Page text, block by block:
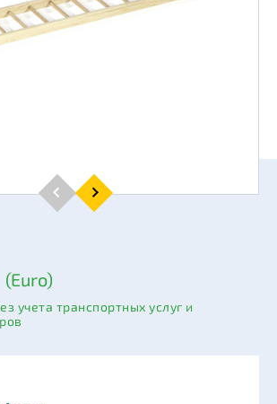
(Euro)
учета транспортных услуг и